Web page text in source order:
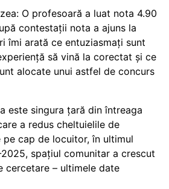
O profesoară a luat nota 4.90
contestații nota a ajuns la
îmi arată ce entuziasmați sunt
să vină la corectat și ce
alocate unui astfel de concurs
este singura țară din întreaga
a redus cheltuielile de
cap de locuitor, în ultimul
spațiul comunitar a crescut
cercetare – ultimele date